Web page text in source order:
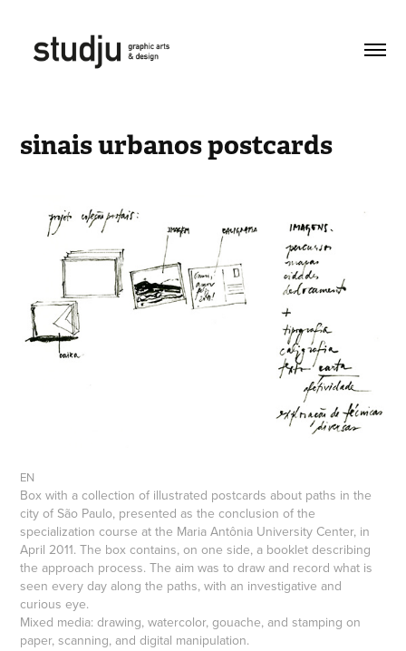
sinais urbanos postcards
EN
Box with a collection of illustrated postcards about paths in the
city of São Paulo, presented as the conclusion of the
specialization course at the Maria Antônia University Center, in
April 2011. The box contains, on one side, a booklet describing
the approach process. The aim was to draw and record what is
seen every day along the paths, with an investigative and
curious eye.
Mixed media: drawing, watercolor, gouache, and stamping on
paper, scanning, and digital manipulation.